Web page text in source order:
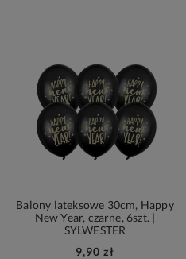
Balony lateksowe 30cm, Happy
New Year, czarne, 6szt. |
SYLWESTER
9,90 zł